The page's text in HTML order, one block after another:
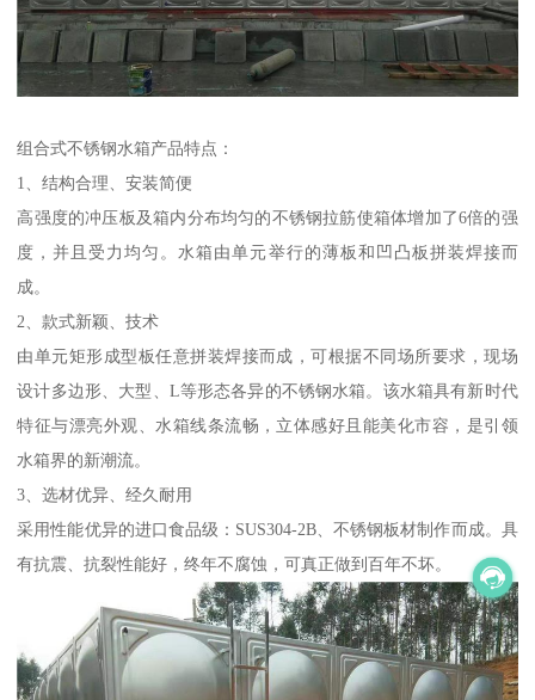
组合式不锈钢水箱产品特点：
1、结构合理、安装简便
高强度的冲压板及箱内分布均匀的不锈钢拉筋使箱体增加了6倍的强
度，并且受力均匀。水箱由单元举行的薄板和凹凸板拼装焊接而
成。
2、款式新颖、技术
由单元矩形成型板任意拼装焊接而成，可根据不同场所要求，现场
设计多边形、大型、L等形态各异的不锈钢水箱。该水箱具有新时代
特征与漂亮外观、水箱线条流畅，立体感好且能美化市容，是引领
水箱界的新潮流。
3、选材优异、经久耐用
采用性能优异的进口食品级：SUS304-2B、不锈钢板材制作而成。具
有抗震、抗裂性能好，终年不腐蚀，可真正做到百年不坏。